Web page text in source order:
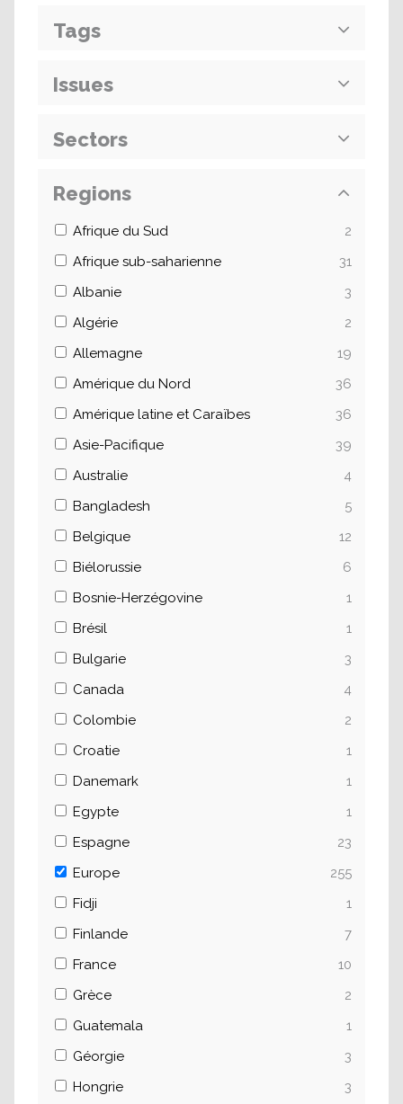
Tags
Issues
Sectors
Regions
Afrique du Sud
2
Afrique sub-saharienne
31
Albanie
3
Algérie
2
Allemagne
19
Amérique du Nord
36
Amérique latine et Caraïbes
36
Asie-Pacifique
39
Australie
4
Bangladesh
5
Belgique
12
Biélorussie
6
Bosnie-Herzégovine
1
Brésil
1
Bulgarie
3
Canada
4
Colombie
2
Croatie
1
Danemark
1
Egypte
1
Espagne
23
Europe
255
Fidji
1
Finlande
7
France
10
Grèce
2
Guatemala
1
Géorgie
3
Hongrie
3